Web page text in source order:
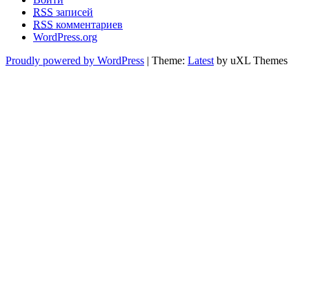
RSS записей
RSS комментариев
WordPress.org
Proudly powered by WordPress | Theme: Latest by uXL Themes